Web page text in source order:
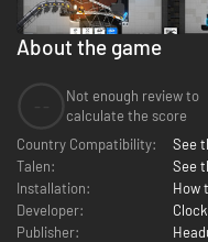
About the game
Not enough review to
calculate the score
Country Compatibility:
See
Talen:
See
Installation:
How
Developer:
Publisher: